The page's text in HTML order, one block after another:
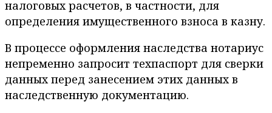
налоговых расчетов, в частности, для
определения имущественного взноса в казну.
В процессе оформления наследства нотариус
непременно запросит техпаспорт для сверки
данных перед занесением этих данных в
наследственную документацию.